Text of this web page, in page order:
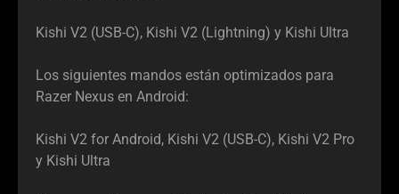
Kishi V2 (USB-C), Kishi V2 (Lightning) y Kishi Ultra
Los siguientes mandos están optimizados para
Razer Nexus en Android:
Kishi V2 for Android, Kishi V2 (USB-C), Kishi V2 Pro
y Kishi Ultra